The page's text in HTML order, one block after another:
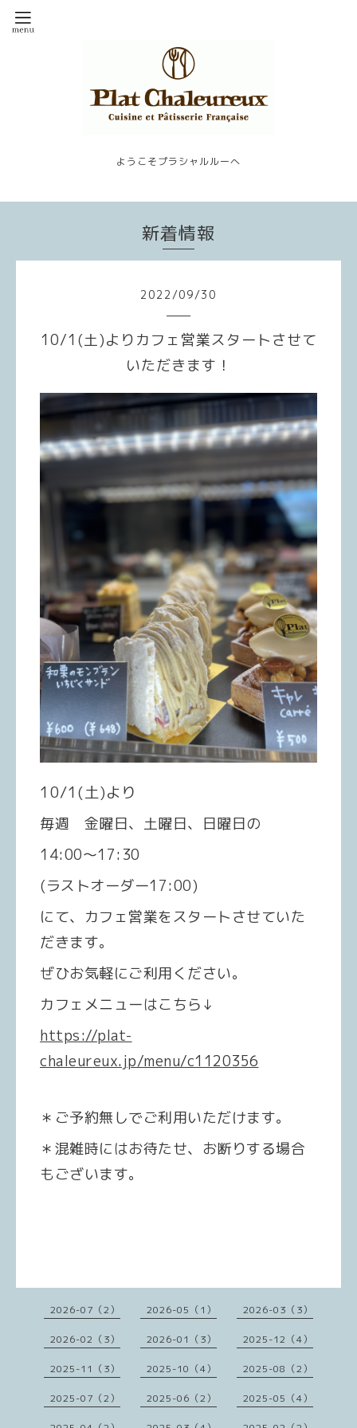
ようこそプラシャルルーへ
新着情報
2022 /09/30
10/1(土)よりカフェ営業スタートさせて
いただきます！
10/1(土)より
毎週 金曜日、土曜日、日曜日の
14:00〜17:30
(ラストオーダー17:00)
にて、カフェ営業をスタートさせていた
だきます。
ぜひお気軽にご利用ください。
カフェメニューはこちら ↓
https://plat-
chaleureux.jp/menu/c1120356
＊ご予約無しでご利用いただけます。
＊混雑時にはお待たせ、お断りする場合
もございます。
2026-07（2） 2026-05（1） 2026-03（3）
2026-02（3） 2026-01（3） 2025-12（4）
2025-11（3） 2025-10（4） 2025-08（2）
2025-07（2） 2025-06（2） 2025-05（4）